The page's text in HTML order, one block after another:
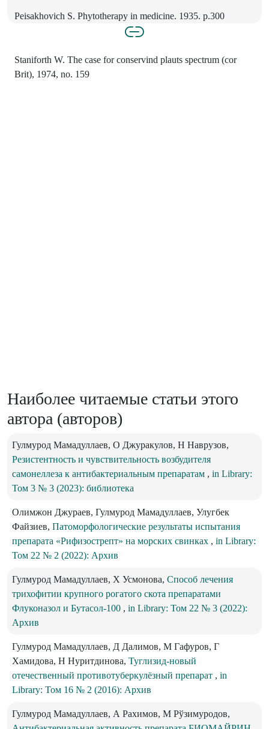
Peisakhovich S. Phytotherapy in medicine. 1935. p.300
Staniforth W. The case for conservind plauts spectrum (cor
Brit), 1974, no. 159
Наиболее читаемые статьи этого
автора (авторов)
Гулмурод Мамадуллаев, О Джуракулов, Н Наврузов,
Резистентность и чувствительность возбудителя
самонеллеза к антибактериальным препаратам , in Library:
Том 3 № 3 (2023): библиотека
Олимжон Джураев, Гулмурод Мамадуллаев, Улугбек
Файзиев, Патоморфологические результаты испытания
препарата «Рифизострепт» на морских свинках , in Library:
Том 22 № 2 (2022): Архив
Гулмурод Мамадуллаев, Х Усмонова, Способ лечения
трихофитии крупного рогатого скота препаратами
Флуконазол и Бутасол-100 , in Library: Том 22 № 3 (2022):
Архив
Гулмурод Мамадуллаев, Д Далимов, М Гафуров, Г
Хамидова, Н Нуритдинова, Туглизид-новый
отечественный противотуберкулёзный препарат , in
Library: Том 16 № 2 (2016): Архив
Гулмурод Мамадуллаев, А Рахимов, М Рўзимуродов,